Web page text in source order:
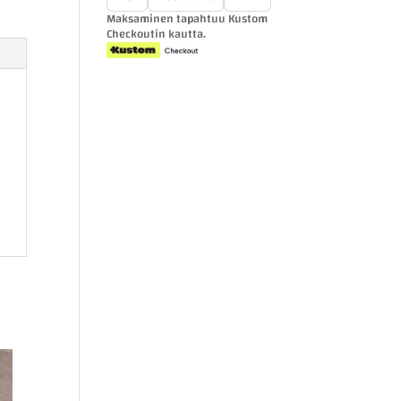
Maksaminen tapahtuu Kustom
Checkoutin kautta.